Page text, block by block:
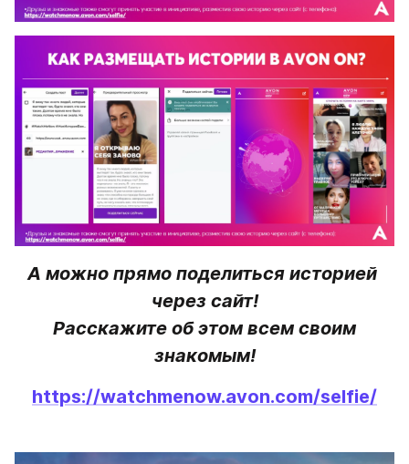
А можно прямо поделиться историей
через сайт!
знакомым!
https://watchmenow.avon.com/selfie/